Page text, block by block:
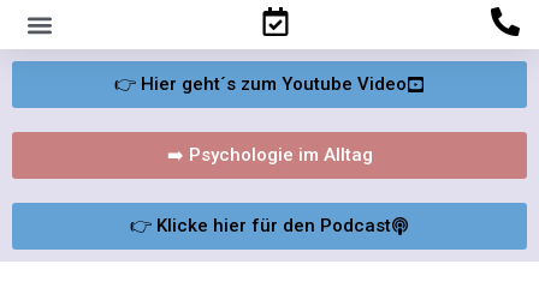
👉 Hier geht´s zum Youtube Video
➡️ Psychologie im Alltag
👉 Klicke hier für den Podcast